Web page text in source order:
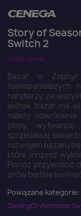
Story of
Switch 2
Dodaj opinie
Bazar w
najwspanialszych
handlarzy ze
jednak bazar ma
należy
plony,
sprzedawaj swoje
rozwojem bazaru
które możesz
Pomóż przywrócić
znów będzie
Powiązane kategorie:
GamingGryNintendo